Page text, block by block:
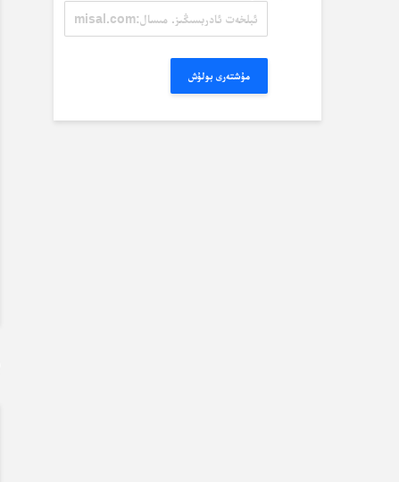
ئادرېسىڭىز.
مۇشتەرى بولۇش